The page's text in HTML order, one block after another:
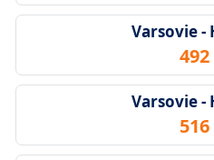
Varsovie -
492
Varsovie -
516